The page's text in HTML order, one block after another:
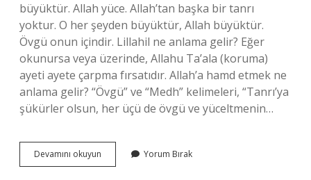
büyüktür. Allah yüce. Allah’tan başka bir tanrı
yoktur. O her şeyden büyüktür, Allah büyüktür.
Övgü onun içindir. Lillahil ne anlama gelir? Eğer
okunursa veya üzerinde, Allahu Ta’ala (koruma)
ayeti ayete çarpma fırsatıdır. Allah’a hamd etmek ne
anlama gelir? “Övgü” ve “Medh” kelimeleri, “Tanrı’ya
şükürler olsun, her üçü de övgü ve yüceltmenin…
Devamını okuyun
Hamd
Yorum Bırak